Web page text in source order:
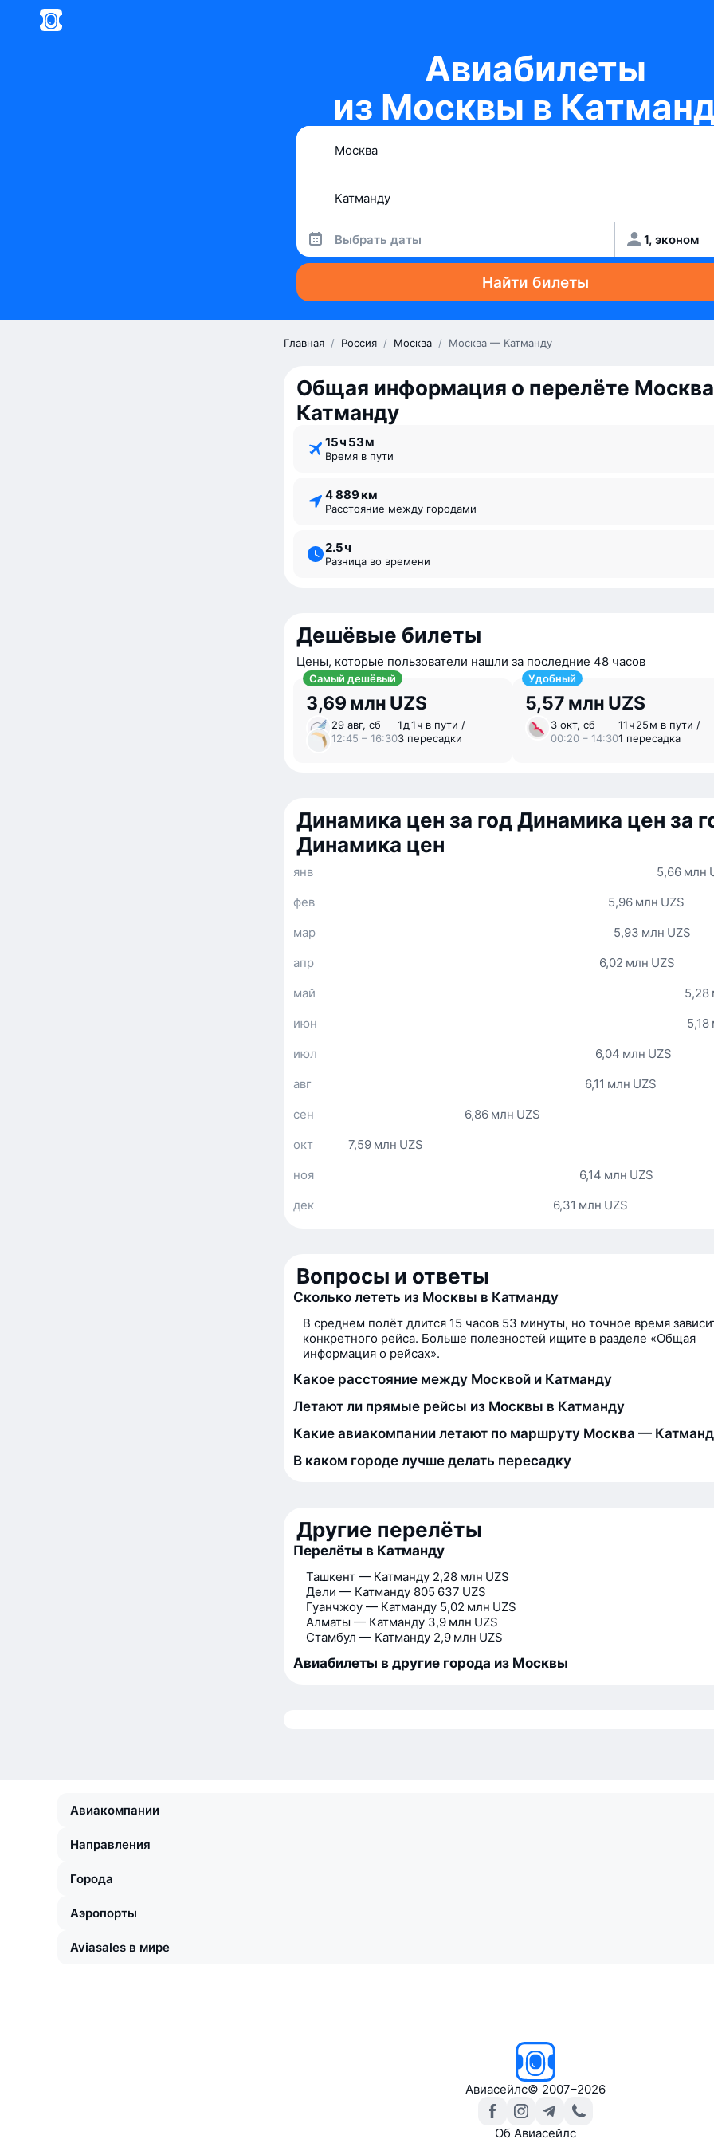
Авиабилеты
из Москвы в
Выбрать даты 1, эконом
Найти билеты
Главная / Россия / Москва / Москва — Катманду
Общая информация о перелёте
Катманду
15 ⁠ч 53 ⁠м
Время в пути
4 889 км
Расстояние между городами
2.5 ⁠ч
Разница во времени
Дешёвые билеты
Цены, которые пользователи нашли за последние 48 часов
Самый дешёвый
3,69 млн UZS
29 авг, сб
12:45 – 16:30
1 ⁠д 1 ⁠ч в пути /
3 пересадки
Удобный
5,57 млн UZS
3 окт, сб
00:20 – 14:30
11 ⁠ч 25 ⁠м в пути /
1 пересадка
Динамика цен за годДинамика цен за
Динамика цен
5,66 млн
янв
5,96 млн UZS
фев
5,93 млн UZS
мар
6,02 млн UZS
апр
5,28
май
5,18
июн
6,04 млн UZS
июл
6,11 млн UZS
авг
6,86 млн UZS
сен
7,59 млн UZS
окт
6,14 млн UZS
ноя
6,31 млн UZS
дек
Вопросы и ответы
Сколько лететь из Москвы в Катманду
В среднем полёт длится 15 часов 53 минуты, но точное время
конкретного рейса. Больше полезностей ищите в разделе «Общая
информация о рейсах».
Какое расстояние между Москвой и Катманду
Летают ли прямые рейсы из Москвы в Катманду
Какие авиакомпании летают по маршруту Москва —
В каком городе лучше делать пересадку
Другие перелёты
Перелёты в Катманду
Ташкент — Катманду 2,28 млн UZS
Дели — Катманду 805 637 UZS
Гуанчжоу — Катманду 5,02 млн UZS
Алматы — Катманду 3,9 млн UZS
Стамбул — Катманду 2,9 млн UZS
Авиабилеты в другие города из Москвы
Авиакомпании
Направления
Города
Аэропорты
Aviasales в мире
Авиасейлс© 2007–2026
Об Авиасейлс